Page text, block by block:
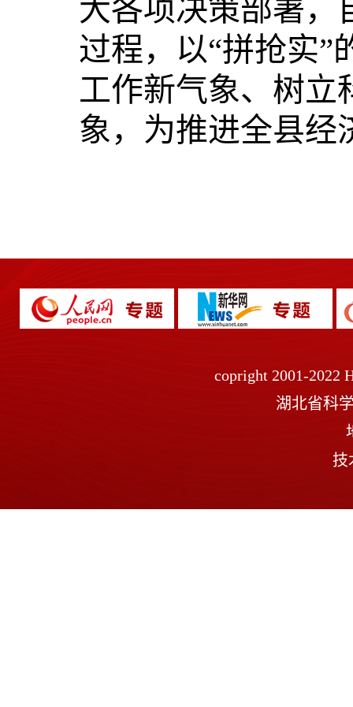
大各项决策部署，
过程，以“拼抢实”
工作新气象、树立
象，为推进全县经
copright 2001-2022
湖北省科
技